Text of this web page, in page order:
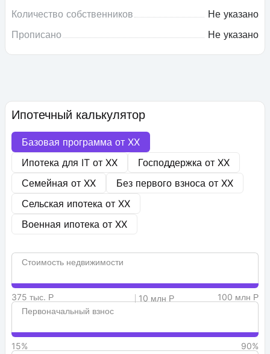
Количество собственников
Не указано
Прописано
Не указано
Ипотечный калькулятор
Базовая программа от XX
Ипотека для IT от XX Господдержка от XX
Семейная от XX Без первого взноса от XX
Сельская ипотека от XX
Военная ипотека от XX
Стоимость недвижимости
375 тыс. Р 10 млн Р
100 млн Р
Первоначальный взнос
15%
90%